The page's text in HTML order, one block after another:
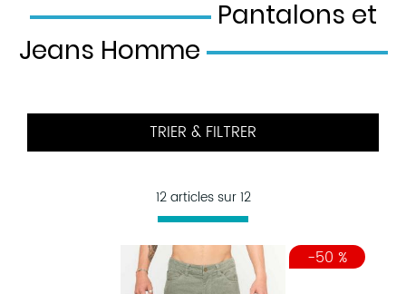
Pantalons et
Jeans Homme
TRIER & FILTRER
12 articles sur12
-50 %